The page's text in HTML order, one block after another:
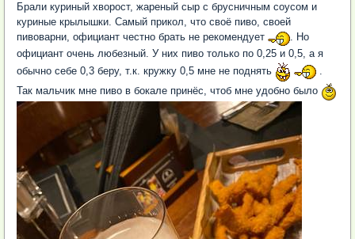
Брали куриный хворост, жареный сыр с брусничным соусом и
куриные крылышки. Самый прикол, что своё пиво, своей
пивоварни, официант честно брать не рекомендует
. Но
официант очень любезный. У них пиво только по 0,25 и 0,5, а я
обычно себе 0,3 беру, т.к. кружку 0,5 мне не поднять
Так мальчик мне пиво в бокале принёс, чтоб мне удобно было